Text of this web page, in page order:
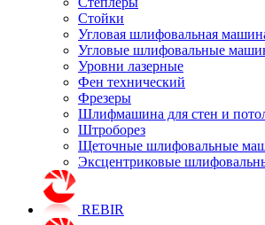
Стойки
Угловая шлифовальная
Угловые шлифовальные
Уровни лазерные
Фен технический
Фрезеры
Шлифмашина для стен и
Штроборез
Щеточные шлифовальные
Эксцентриковые
REBIR